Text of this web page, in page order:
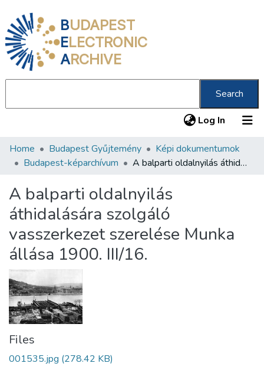
BUDAPEST
ELECTRONIC
ARCHIVE
Search
Log In (current)
Communities & Collections
Statistics
About us
Home Budapest Gyűjtemény
Képi dokumentumok
Budapest-képarchívum
A balparti oldalnyilás áthidalására szolgáló vasszerkezet szerelése Munka állása 1900. III/16.
A balparti oldalnyilás
áthidalására szolgáló
vasszerkezet szerelése Munka
állása 1900. III/16.
Files
001535.jpg (278.42 KB)